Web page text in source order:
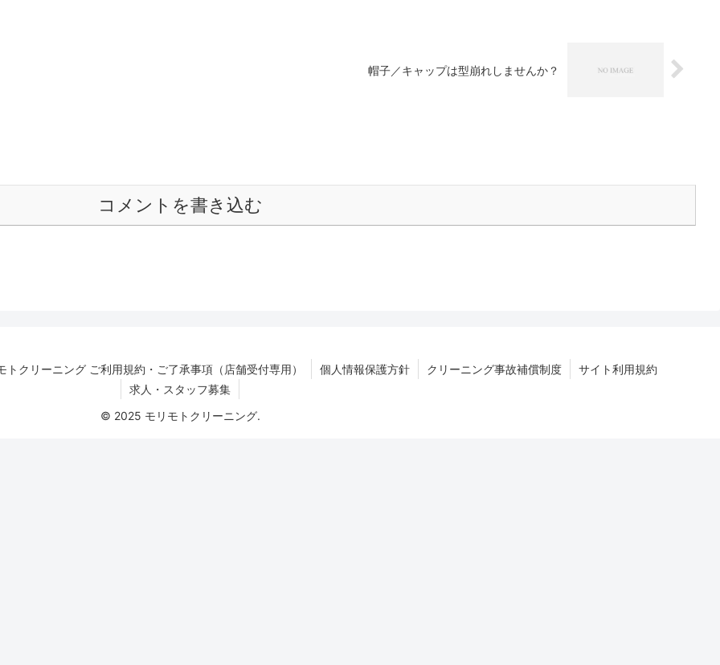
帽子／キャップは型崩れしませんか？
コメントを書き込む
トクリーニング ご利用規約・ご了承事項（店舗受付専用） 個人情報保護方針 クリーニング事故補償制度
サイト利用規約
求人・スタッフ募集
© 2025 モリモトクリーニング.